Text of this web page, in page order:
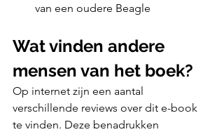
van een oudere Beagle
Wat vinden andere
mensen van het boek?
Op internet zijn een aantal
verschillende reviews over dit e-book
te vinden. Deze benadrukken